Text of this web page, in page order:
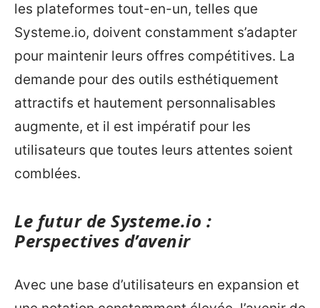
les plateformes tout-en-un, telles que
Systeme.io, doivent constamment s’adapter
pour maintenir leurs offres compétitives. La
demande pour des outils esthétiquement
attractifs et hautement personnalisables
augmente, et il est impératif pour les
utilisateurs que toutes leurs attentes soient
comblées.
Le futur de Systeme.io :
Perspectives d’avenir
Avec une base d’utilisateurs en expansion et